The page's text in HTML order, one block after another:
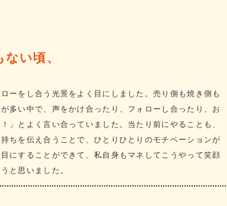
い頃、
ーをし合う光景をよく目にしました。売り側も焼き側も
多い中で、声をかけ合ったり、フォローし合ったり、お
」とよく言い合っていました。当たり前にやることも、
ちを伝え合うことで、ひとりひとりのモチベーションが
にすることができて、私自身もマネしてこうやって笑顔
と思いました。